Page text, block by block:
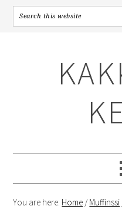
You are here: Home /Muffinssi